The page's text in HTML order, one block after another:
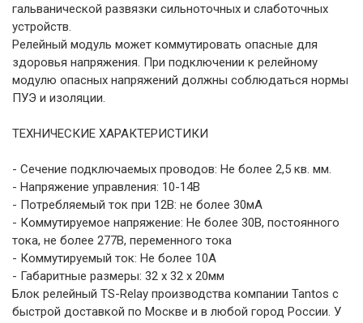
гальванической развязки сильноточных и слаботочных
устройств.
Релейный модуль может коммутировать опасные для
здоровья напряжения. При подключении к релейному
модулю опасных напряжений должны соблюдаться нормы
ПУЭ и изоляции.
ТЕХНИЧЕСКИЕ ХАРАКТЕРИСТИКИ
- Сечение подключаемых проводов: Не более 2,5 кв. мм.
- Напряжение управления: 10-14В
- Потребляемый ток при 12В: не более 30мА
- Коммутируемое напряжение: Не более 30В, постоянного
тока, не более 277В, переменного тока
- Коммутируемый ток: Не более 10А
- Габаритные размеры: 32 х 32 х 20мм
Блок релейный TS-Relay производства компании Tantos с
быстрой доставкой по Москве и в любой город России. У